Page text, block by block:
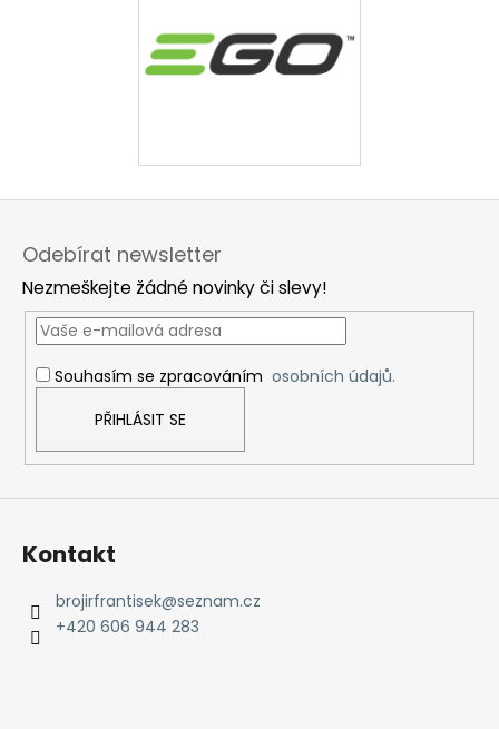
Odebírat newsletter
Nezmeškejte žádné novinky či slevy!
Souhasím se zpracováním osobních údajů.
PŘIHLÁSIT SE
Kontakt
brojirfrantisek@seznam.cz
+420 606 944 283